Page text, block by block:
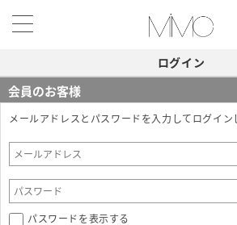
ログイン
会員のお客様
メールアドレスとパスワードを入力してログイン
パスワードを表示する